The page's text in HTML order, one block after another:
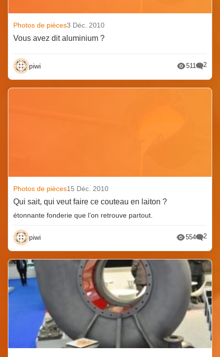
Photos de pièces3 Déc. 2010
Vous avez dit aluminium ?
piwi 511 2
Photos de pièces15 Déc. 2010
Qui sait, qui veut faire ce couteau en laiton ?
étonnante fonderie que l’on retrouve partout.
piwi 554 2